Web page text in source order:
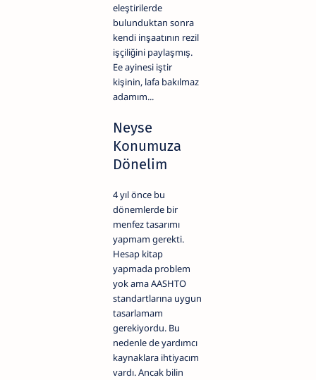
eleştirilerde
bulunduktan sonra
kendi inşaatının rezil
işçiliğini paylaşmış.
Ee ayinesi iştir
kişinin, lafa bakılmaz
adamım...
Neyse
Konumuza
Dönelim
4 yıl önce bu
dönemlerde bir
menfez tasarımı
yapmam gerekti.
Hesap kitap
yapmada problem
yok ama AASHTO
standartlarına uygun
tasarlamam
gerekiyordu. Bu
nedenle de yardımcı
kaynaklara ihtiyacım
vardı. Ancak bilin